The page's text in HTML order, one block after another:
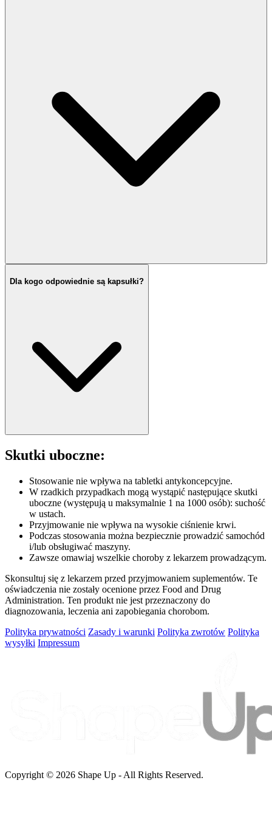
Dla kogo odpowiednie są kapsułki?
Skutki uboczne:
Stosowanie nie wpływa na tabletki antykoncepcyjne.
W rzadkich przypadkach mogą wystąpić następujące skutki
uboczne (występują u maksymalnie 1 na 1000 osób): suchość
w ustach.
Przyjmowanie nie wpływa na wysokie ciśnienie krwi.
Podczas stosowania można bezpiecznie prowadzić samochód
i/lub obsługiwać maszyny.
Zawsze omawiaj wszelkie choroby z lekarzem prowadzącym.
Skonsultuj się z lekarzem przed przyjmowaniem suplementów. Te
oświadczenia nie zostały ocenione przez Food and Drug
Administration. Ten produkt nie jest przeznaczony do
diagnozowania, leczenia ani zapobiegania chorobom.
Polityka prywatności Zasady i warunki Polityka zwrotów Polityka
wysyłki Impressum
Copyright © 2026 Shape Up - All Rights Reserved.